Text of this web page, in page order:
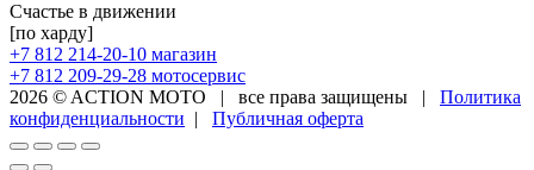
Счастье в движении
[по харду]
+7 812 214-20-10 магазин
+7 812 209-29-28 мотосервис
2026 © ACTION MOTO | все права защищены |
Политика
конфиденциальности | Публичная оферта